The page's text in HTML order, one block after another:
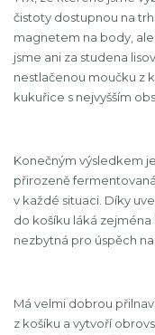
čistoty dostupnou na
magnetem na body,
jsme ani za studena
nestlačenou moučku z
kukuřice s nejvyšším
Konečným výsledkem
přirozeně
v každé situaci. Díky
do košíku láká zejména
nezbytná pro úspěch na
Má velmi dobrou
z košíku a vytvoří